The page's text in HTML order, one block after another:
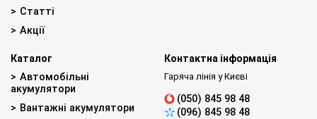
Статті
Акції
Каталог
Автомобільні
акумулятори
Вантажні акумулятори
Контактна інформація
Гаряча лінія у Києві
(050) 845 98 48
(096) 845 98 48